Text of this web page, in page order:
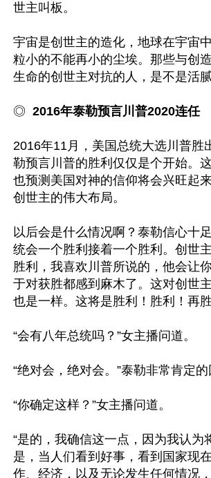
世主叫板。
宇宙是创世主的造化，地球在宇宙
粒小的不能再小的尘埃。那些与创
生命的创世主对抗的人，是不是活
◎
  2016年泰勒预言川普2020连任
2016年11月，美国总统大选川普胜
勒预言川普的胜利仅仅是个开始。
也预测美国对神的信仰将会兴旺起
创世主的伟大布局。
以后会是什么情况啊？泰勒信心十
统会一个胜利接着一个胜利。创世
胜利，我喜欢川普所说的，他会让
于对获胜都感到麻木了。这对创世
也是一样。这将是胜利！胜利！再
“会有八年总统吗？”女主播问道。
“绝对会，绝对会。”泰勒非常肯定的
“你确定这样？”女主播问道。
“是的，我确信这一点，因为我认为
是，当人们看到好事，看到国家现
作、经济，以及无论发生任何情况